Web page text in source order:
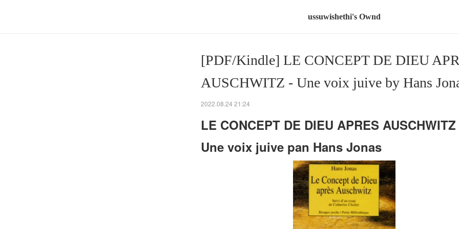
ussuwishethi's Ownd
[PDF/Kindle] LE CONCEPT DE DIEU
AUSCHWITZ - Une voix juive by Hans
2022.08.24 21:24
LE CONCEPT DE DIEU APRES
Une voix juive pan Hans Jonas